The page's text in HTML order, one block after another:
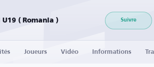
D. Calarasi U19 ( Romania ) Suivre
Joueurs Vidéo Informations